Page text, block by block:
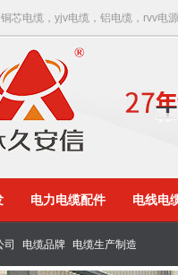
芯电缆，yjv电缆，铝电缆，rvv电
电力电缆配件 电线电
司 电缆品牌 电缆生产制造